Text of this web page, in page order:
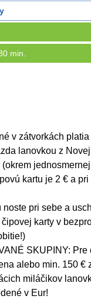
min.
v zátvorkách
lanovkou z
kartu je 2 € a
noste pri sebe a
karty v
SKUPINY:
alebo min. 150 €
miláčikov
v Eur!